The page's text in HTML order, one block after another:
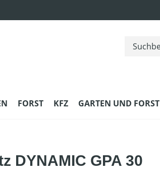
FORST KFZ GARTEN UND FORST
DYNAMIC GPA 30